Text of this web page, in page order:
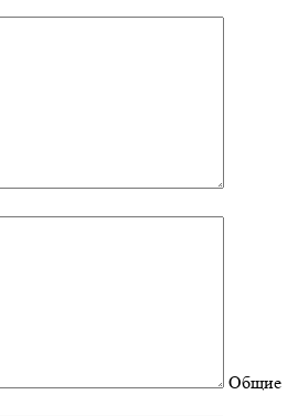
Общие